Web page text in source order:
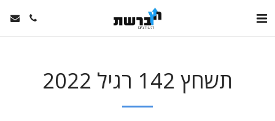
תשחץ 142 רגיל 2022